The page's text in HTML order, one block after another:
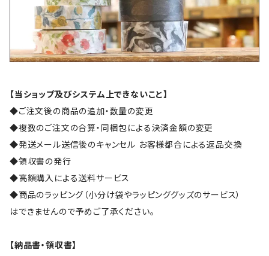
【当ショップ及びシステム上できないこと】
◆ご注文後の商品の追加・数量の変更
◆複数のご注文の合算・同梱包による決済金額の変更
◆発送メール送信後のキャンセル お客様都合による返品交換
◆領収書の発行
◆高額購入による送料サービス
◆商品のラッピング（小分け袋やラッピンググッズのサービス）
はできませんので予めご了承ください。
【納品書・領収書】